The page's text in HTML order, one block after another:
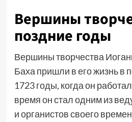
Вершины
поздние годы
Вершины творчества
Баха пришли в его жизнь в
1723 годы, когда он
время он стал одним из
и органистов своего